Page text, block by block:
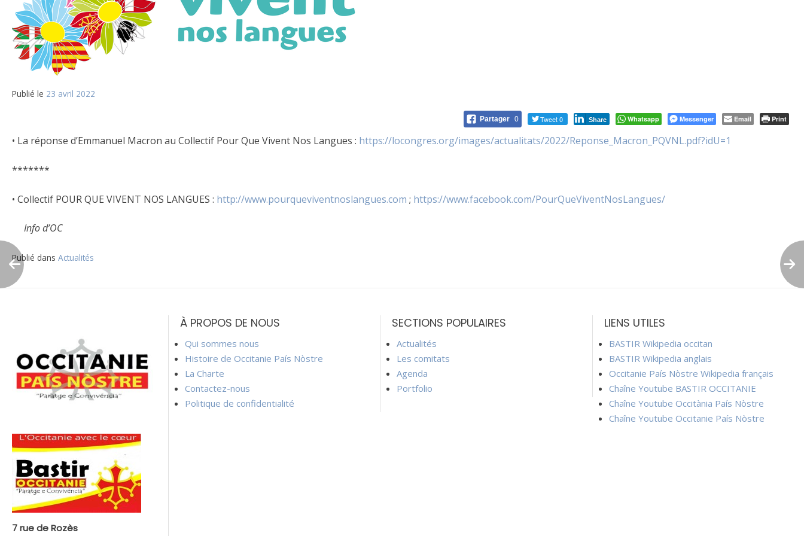
Publié le 23 avril 2022
Partager 0 Tweet 0 Share Whatsapp Messenger Email Print
• La réponse d’Emmanuel Macron au Collectif Pour Que Vivent Nos Langues : https://locongres.org/images/actualitats/2022/Reponse_Macron_PQVNL.pdf?idU=1
*******
• Collectif POUR QUE VIVENT NOS LANGUES : http://www.pourqueviventnoslangues.com ; https://www.facebook.com/PourQueViventNosLangues/
Info d’OC
Publié dans Actualités
Navigation
l’article
7 rue de Rozès
À PROPOS DE NOUS
Qui sommes nous
Histoire de Occitanie País Nòstre
La Charte
Contactez-nous
Politique de confidentialité
SECTIONS POPULAIRES
Actualités
Les comitats
Agenda
Portfolio
LIENS UTILES
BASTIR Wikipedia occitan
BASTIR Wikipedia anglais
Occitanie País Nòstre Wikipedia français
Chaîne Youtube BASTIR OCCITANIE
Chaîne Youtube Occitània País Nòstre
Chaîne Youtube Occitanie País Nòstre